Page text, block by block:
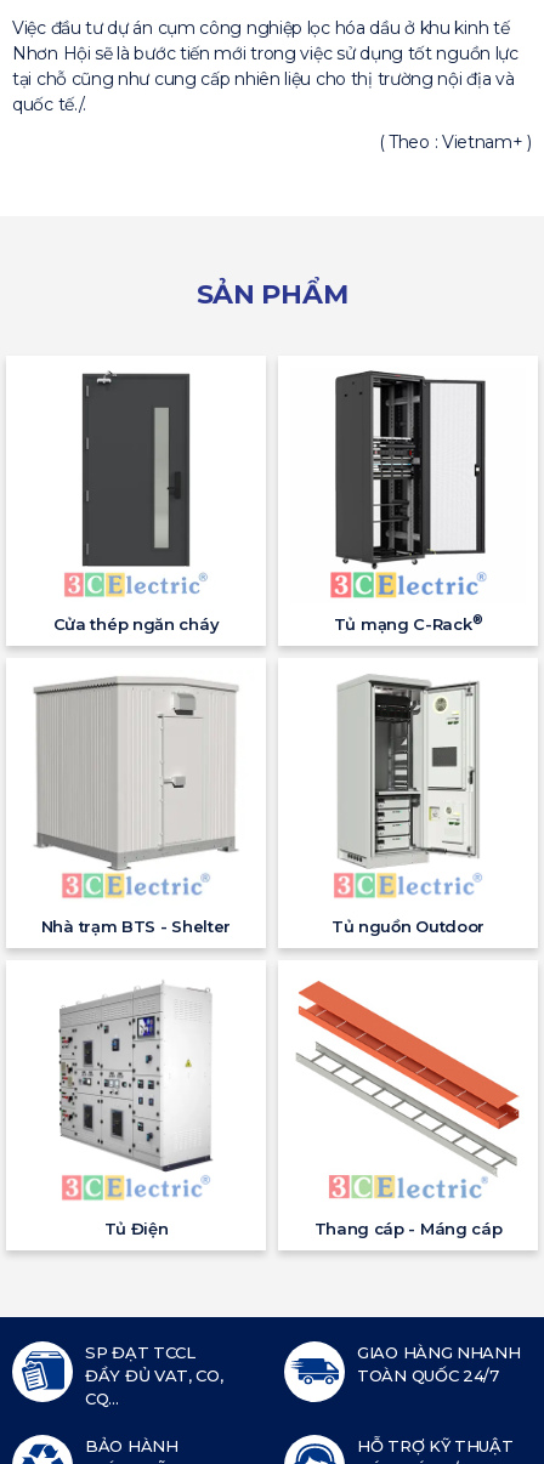
Việc đầu tư dự án cụm công nghiệp lọc hóa dầu ở khu kinh tế
Nhơn Hội sẽ là bước tiến mới trong việc sử dụng tốt nguồn lực
tại chỗ cũng như cung cấp nhiên liệu cho thị trường nội địa và
quốc tế./.
( Theo : Vietnam+ )
SẢN PHẨM
Cửa thép ngăn cháy Tủ mạng C-Rack®
Nhà trạm BTS - Shelter Tủ nguồn Outdoor
Tủ Điện Thang cáp - Máng cáp
SP ĐẠT TCCL
ĐẦY ĐỦ VAT, CO,
CQ...
GIAO HÀNG NHANH
TOÀN QUỐC 24/7
BẢO HÀNH
HỖ TRỢ KỸ THUẬT